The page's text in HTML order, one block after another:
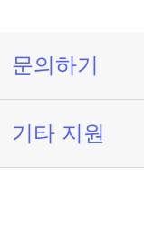
문의하기
기타 지원